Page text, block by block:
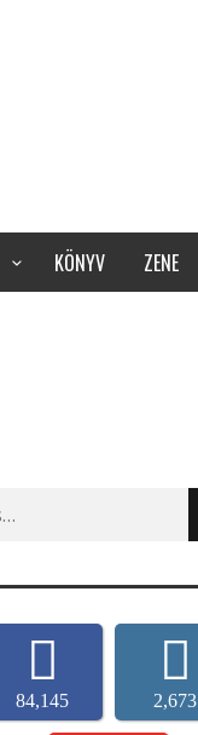
KÖNYV ZENE
84,145 2,673